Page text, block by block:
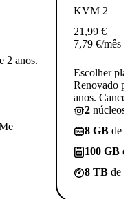
2 anos.
KVM 2
21,99 €
7,79 €/mês
Escolher
Renovado
anos.
2 núcleos
8 GB de
100 GB
8 TB de